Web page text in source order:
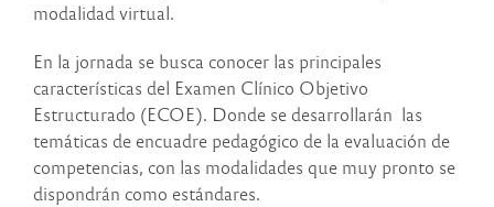
modalidad virtual.
En la jornada se busca conocer las principales
características del Examen Clínico Objetivo
Estructurado (ECOE). Donde se desarrollarán las
temáticas de encuadre pedagógico de la evaluación de
competencias, con las modalidades que muy pronto se
dispondrán como estándares.